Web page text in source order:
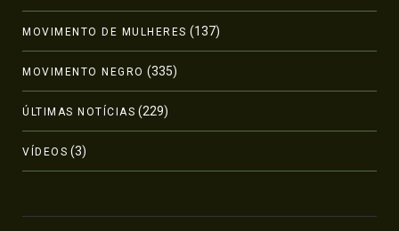
MOVIMENTO DE MULHERES (137)
MOVIMENTO NEGRO (335)
ÚLTIMAS NOTÍCIAS (229)
VÍDEOS (3)